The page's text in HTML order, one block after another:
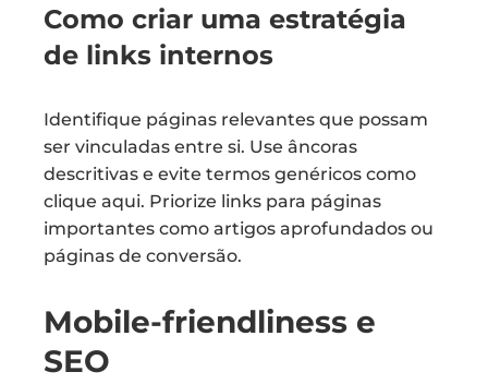
Como criar uma estratégia
de links internos
Identifique páginas relevantes que possam
ser vinculadas entre si. Use âncoras
descritivas e evite termos genéricos como
clique aqui. Priorize links para páginas
importantes como artigos aprofundados ou
páginas de conversão.
Mobile-friendliness e
SEO